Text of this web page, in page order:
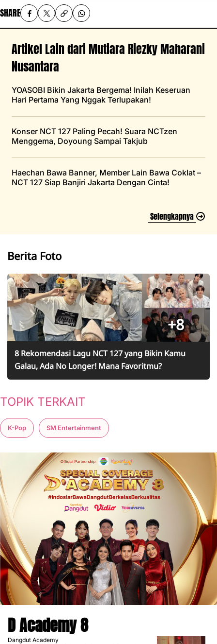
SHARE
Artikel Lain dari Mutiara Riezky Maharani
Nusantara
YOASOBI Bikin Jakarta Bergema! Inilah Keseruan
Hari Pertama Yang Nggak Terlupakan!
Konser NCT 127 Paling Pecah! Suara NCTzen
Menggema, Doyoung Sampai Takjub
Haechan Bawa Banner, Member Lain Bawa Coklat –
NCT 127 Siap Banjiri Jakarta Dengan Cinta!
Selengkapnya
Berita Foto
+8
8 Rekomendasi Lagu NCT 127 yang Bikin Kamu
Galau, Ada No Longer! Mana Favoritmu?
TOPIK TERKAIT
K-Pop SM Entertainment
D Academy 8
Dangdut Academy